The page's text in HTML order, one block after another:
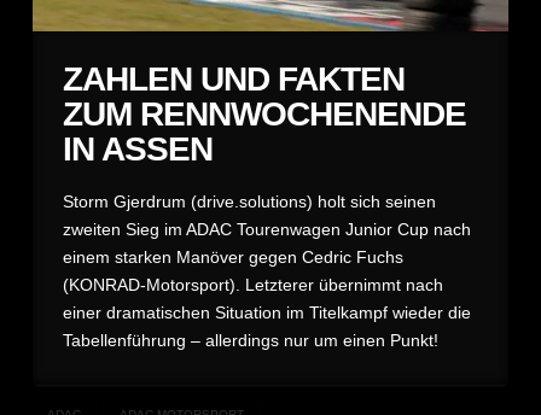
ZAHLEN UND FAKTEN
ZUM RENNWOCHENENDE
IN ASSEN
Storm Gjerdrum (drive.solutions) holt sich seinen
zweiten Sieg im ADAC Tourenwagen Junior Cup nach
einem starken Manöver gegen Cedric Fuchs
(KONRAD-Motorsport). Letzterer übernimmt nach
einer dramatischen Situation im Titelkampf wieder die
Tabellenführung – allerdings nur um einen Punkt!